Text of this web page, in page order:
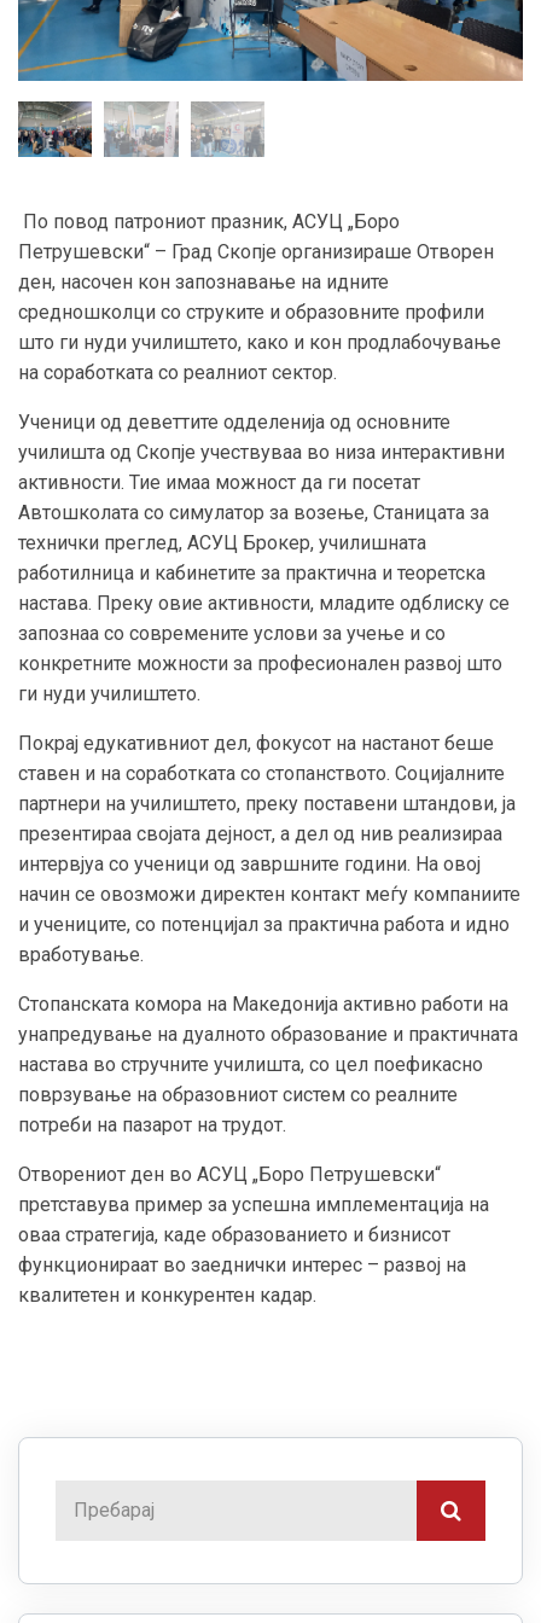
По повод патрониот празник, АСУЦ „Боро
Петрушевски“ – Град Скопје организираше Отворен
ден, насочен кон запознавање на идните
средношколци со струките и образовните профили
што ги нуди училиштето, како и кон продлабочување
на соработката со реалниот сектор.
Ученици од деветтите одделенија од основните
училишта од Скопје учествуваа во низа интерактивни
активности. Тие имаа можност да ги посетат
Автошколата со симулатор за возење, Станицата за
технички преглед, АСУЦ Брокер, училишната
работилница и кабинетите за практична и теоретска
настава. Преку овие активности, младите одблиску се
запознаа со современите услови за учење и со
конкретните можности за професионален развој што
ги нуди училиштето.
Покрај едукативниот дел, фокусот на настанот беше
ставен и на соработката со стопанството. Социјалните
партнери на училиштето, преку поставени штандови, ја
презентираа својата дејност, а дел од нив реализираа
интервјуа со ученици од завршните години. На овој
начин се овозможи директен контакт меѓу компаниите
и учениците, со потенцијал за практична работа и идно
вработување.
Стопанската комора на Македонија активно работи на
унапредување на дуалното образование и практичната
настава во стручните училишта, со цел поефикасно
поврзување на образовниот систем со реалните
потреби на пазарот на трудот.
Отворениот ден во АСУЦ „Боро Петрушевски“
претставува пример за успешна имплементација на
оваа стратегија, каде образованието и бизнисот
функционираат во заеднички интерес – развој на
квалитетен и конкурентен кадар.